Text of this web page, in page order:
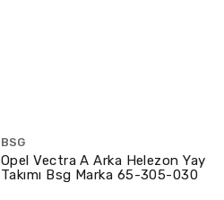
BSG
Opel Vectra A Arka Helezon Yay
Takımı Bsg Marka 65-305-030